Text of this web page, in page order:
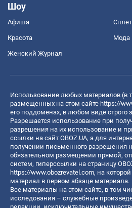
Шоу
Афиша
Красота Мода
Женский Журнал
Использование любых материалов (в
размещенных на этом сайте https://
его поддоменах, в любом виде строго
Разрешается использование при
разрешения на их использование и
ссылки на сайт OBOZ.UA, а для
получении письменного разрешения
обязательном размещении прямой,
систем, гиперссылки на страницу
https://www.obozrevatel.com, на
материал в первом абзаце материала.
Все материалы на этом сайте, в том
исследования – служебные